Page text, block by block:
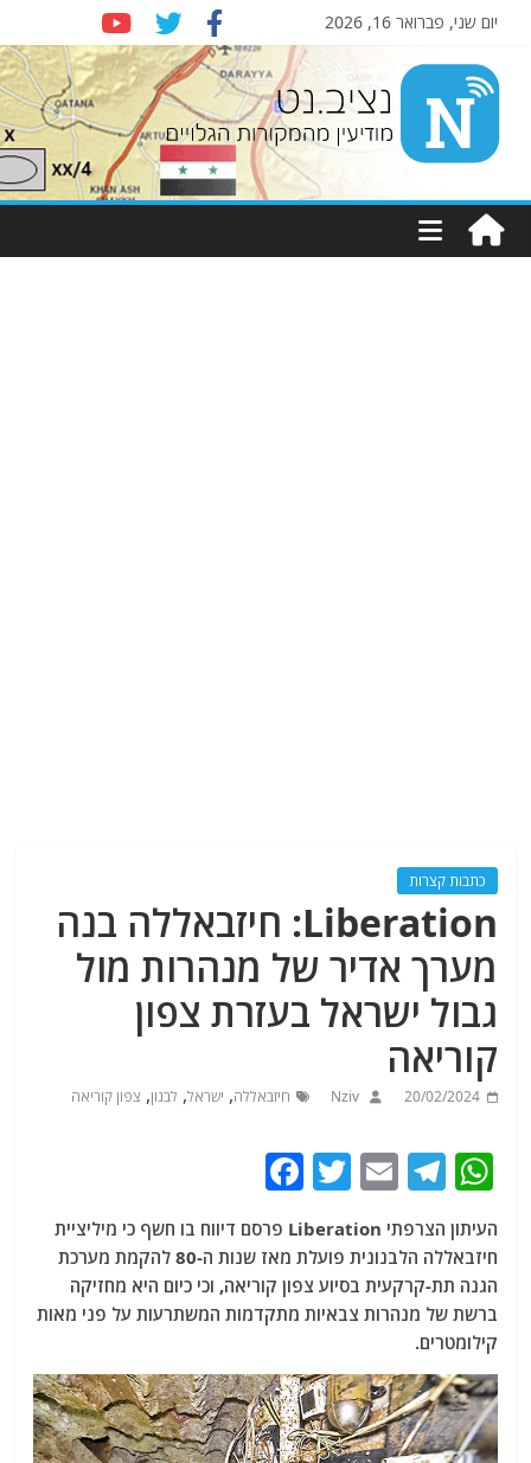
יום שני, פברואר 16, 2026
Nziv.net
מודיעין
מהמקורות
כתבות קצרות
Liberation: חיזבאללה בנה
מערך אדיר של מנהרות מול
גבול ישראל בעזרת צפון
קוריאה
20/02/2024
Nziv חיזבאללה, ישראל, לבנון, צפון קוריאה
W
at
s
A
p
p
T
e
g
ra
m
E
m
ai
l
T
w
itt
er
c
e
b
o
o
k
העיתון הצרפתי Liberation פרסם דיווח בו חשף כי מיליציית
חיזבאללה הלבנונית פועלת מאז שנות ה-80 להקמת מערכת
הגנה תת-קרקעית בסיוע צפון קוריאה, וכי כיום היא מחזיקה
ברשת של מנהרות צבאיות מתקדמות המשתרעות על פני מאות
קילומטרים.